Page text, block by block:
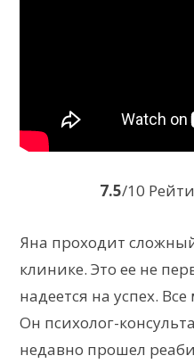
7.5/10
Яна проходит
клинике. Это ее не
надеется на успех.
Он психолог-
недавно прошел